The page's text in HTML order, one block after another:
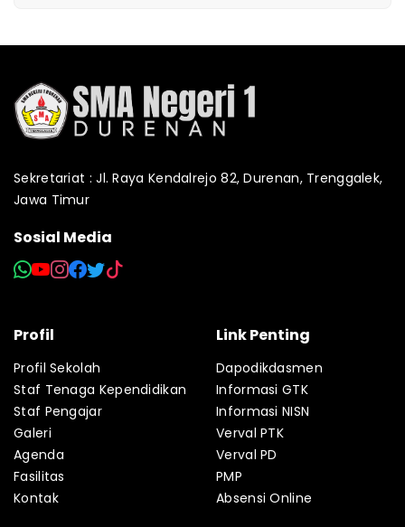
Sekretariat : Jl. Raya Kendalrejo 82, Durenan, Trenggalek,
Jawa Timur
Sosial Media
Profil
Profil Sekolah
Staf Tenaga Kependidikan
Staf Pengajar
Galeri
Agenda
Fasilitas
Kontak
Link Penting
Dapodikdasmen
Informasi GTK
Informasi NISN
Verval PTK
Verval PD
PMP
Absensi Online